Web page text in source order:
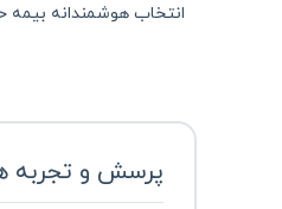
انتخاب هوشمندانه
پرسش و تجربه